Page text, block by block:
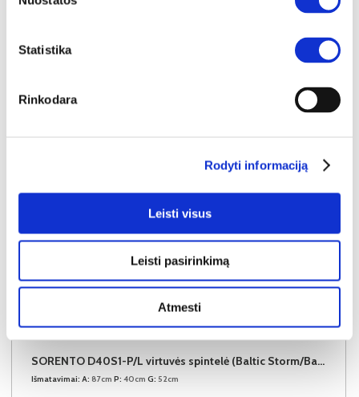
Statistika
Rinkodara
Rodyti informaciją
Leisti visus
Leisti pasirinkimą
Atmesti
YRA SANDĖLYJE
SORENTO D40S1-P/L virtuvės spintelė (Baltic Storm/Baltic Storm)
Išmatavimai: A: 87cm P: 40cm G: 52cm